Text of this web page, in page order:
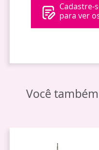
Cadastre-
para ver
Você